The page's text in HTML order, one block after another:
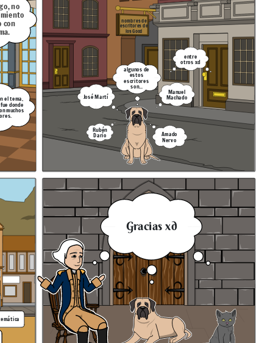
no
con
el tema,
donde
muchos
algunos de
estos
escritores
son...
Rubén
Darío
José Martí
nombres de
escritores de
losGood
Amado
Nervo
Manuel
Machado
entre
otros xd
Gracias xd